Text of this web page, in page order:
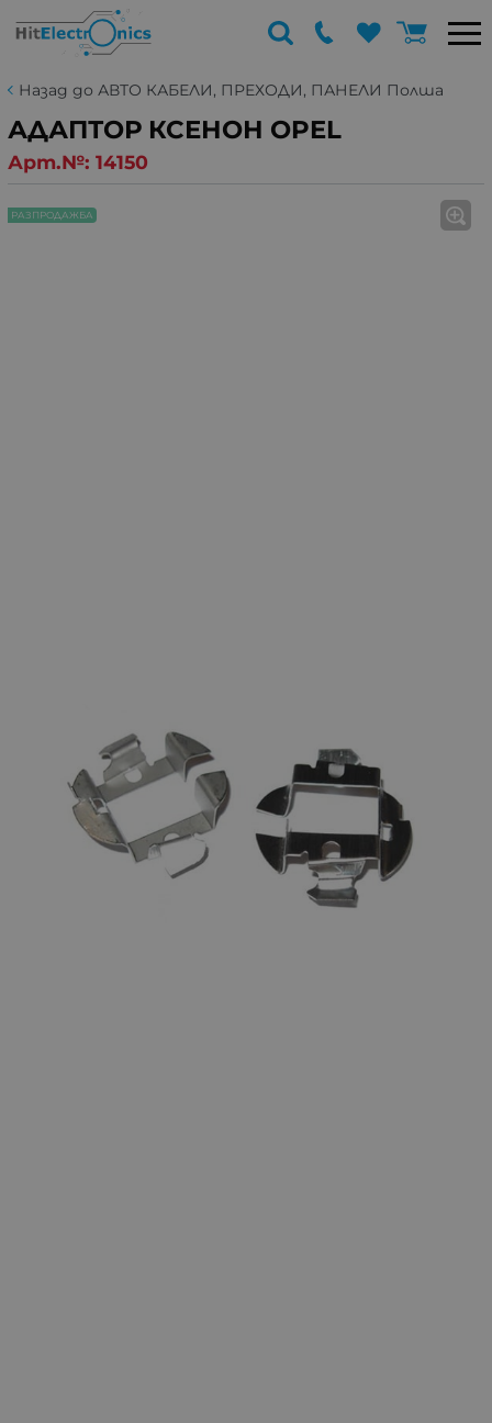
Назад до АВТО КАБЕЛИ, ПРЕХОДИ, ПАНЕЛИ Полша
АДАПТОР КСЕНОН OPEL
Арт.№: 14150
РАЗПРОДАЖБА